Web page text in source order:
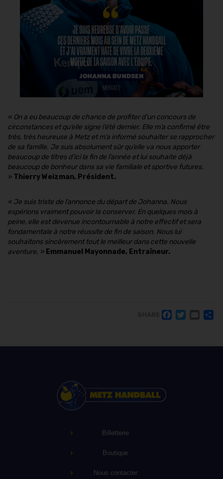
«On a eu beaucoup de chance de profiter d’un concours de
circonstances et qu’elle signe l’été dernier. Elle m’a confirmé être
très, très heureuse à Metz et m’a informé souhaiter se rapprocher
de sa famille. Je suis absolument sûr qu’elle va nous apporter
beaucoup de titres d’ici la fin de l’année et lui souhaite déjà
beaucoup de bonheur dans sa vie familiale et sportive futures.
» Thierry Weizman, Président.
« Je suis triste de l’annonce du départ de Johanna. Nous
espérions vraiment pouvoir la conserver. En quelques mois à
peine, elle est devenue incontournable à notre effectif et sera
fondamentale à notre réussite de fin de saison. Nous lui
souhaitons sincèrement tout le meilleur dans cette nouvelle
aventure. » Emmanuel Mayonnade, Entraîneur.
Billetterie
Boutique
Nous contacter